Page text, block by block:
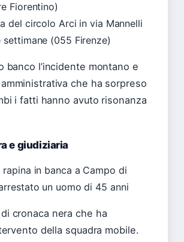
Fiorentino)
del circolo Arci in via Mannelli
settimane (055 Firenze)
banco l’incidente montano e
che ha sorpreso
i fatti hanno avuto risonanza
e giudiziaria
rapina in banca a Campo di
un uomo di 45 anni
cronaca nera che ha
della squadra mobile.